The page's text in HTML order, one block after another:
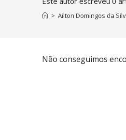
> Ailton Domingos da
Não conseguimos